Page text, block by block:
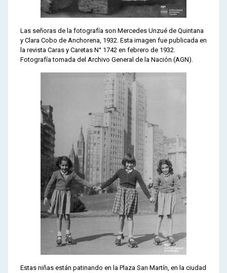
Las señoras de la fotografía son Mercedes Unzué de Quintana
y Clara Cobo de Anchorena, 1932. Esta imagen fue publicada en
la revista Caras y Caretas N° 1742 en febrero de 1932.
Fotografía tomada del Archivo General de la Nación (AGN).
Estas niñas están patinando en la Plaza San Martín, en la ciudad